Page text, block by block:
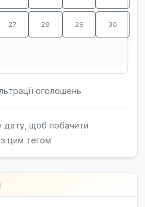
27 28 29 30
оголошень
дату, щоб побачити
цим тегом